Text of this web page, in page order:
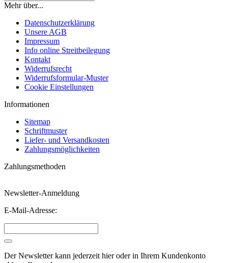
Mehr über...
Datenschutzerklärung
Unsere AGB
Impressum
Info online Streitbeilegung
Kontakt
Widerrufsrecht
Widerrufsformular-Muster
Cookie Einstellungen
Informationen
Sitemap
Schriftmuster
Liefer- und Versandkosten
Zahlungsmöglichkeiten
Zahlungsmethoden
Newsletter-Anmeldung
E-Mail-Adresse:
Der Newsletter kann jederzeit hier oder in Ihrem Kundenkonto